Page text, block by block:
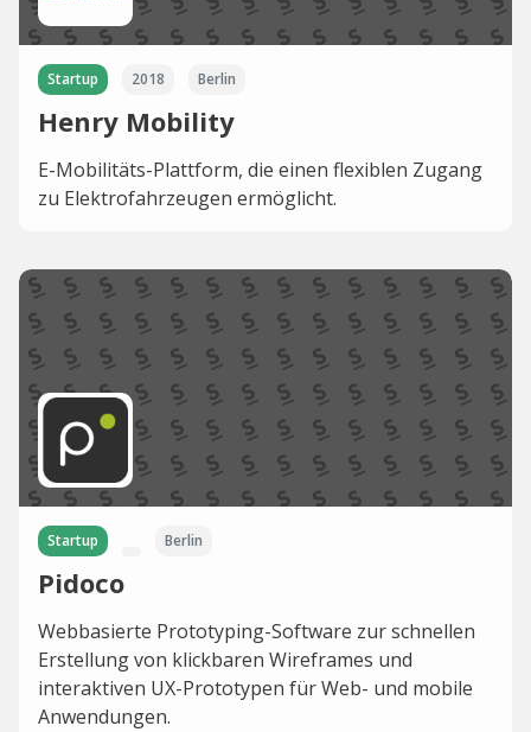
Startup 2018 Berlin
Henry Mobility
E-Mobilitäts-Plattform, die einen flexiblen Zugang
zu Elektrofahrzeugen ermöglicht.
Startup Berlin
Pidoco
Webbasierte Prototyping-Software zur schnellen
Erstellung von klickbaren Wireframes und
interaktiven UX-Prototypen für Web- und mobile
Anwendungen.